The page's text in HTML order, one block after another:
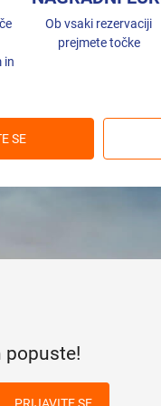
in
Ob vsaki rezervaciji
prejmete točke
SE
popuste!